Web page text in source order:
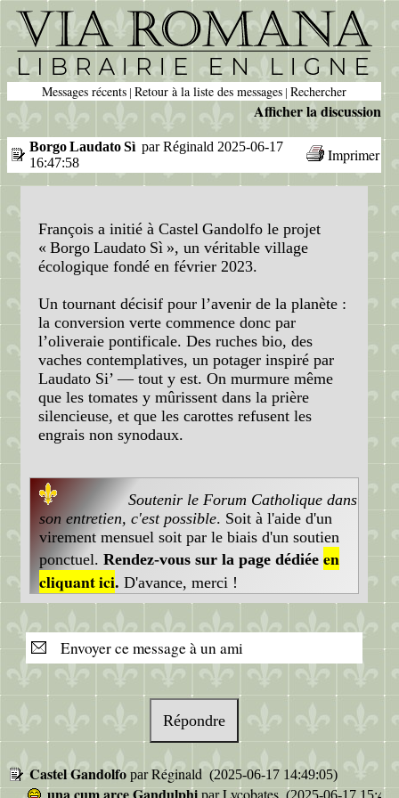
Messages récents | Retour à la liste des messages | Rechercher
Afficher la discussion
Borgo Laudato Sì par Réginald 2025-06-17
16:47:58
Imprimer
François a initié à Castel Gandolfo le projet
« Borgo Laudato Sì », un véritable village
écologique fondé en février 2023.
Un tournant décisif pour l’avenir de la planète :
la conversion verte commence donc par
l’oliveraie pontificale. Des ruches bio, des
vaches contemplatives, un potager inspiré par
Laudato Si’ — tout y est. On murmure même
que les tomates y mûrissent dans la prière
silencieuse, et que les carottes refusent les
engrais non synodaux.
Soutenir le Forum Catholique dans
son entretien, c'est possible. Soit à l'aide d'un
virement mensuel soit par le biais d'un soutien
ponctuel. Rendez-vous sur la page dédiée en
cliquant ici. D'avance, merci !
Envoyer ce message à un ami
Répondre
Castel Gandolfo parRéginald (2025-06-17 14:49:05)
Lycobates